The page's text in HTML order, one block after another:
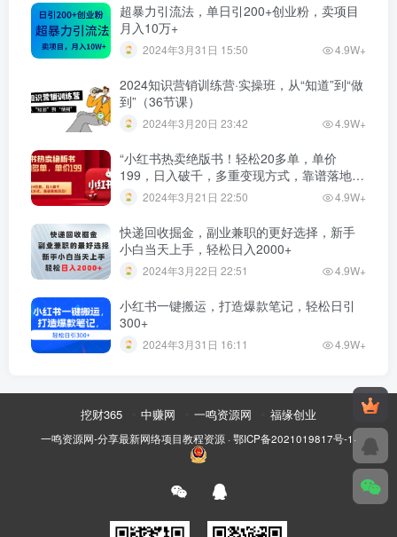
超暴力引流法，单日引200+创业粉，卖项目
月入10万+
2024年3月31日 15:50 4.9W+
2024知识营销训练营·实操班，从“知道”到“做
到”（36节课）
2024年3月20日 23:42 4.9W+
“小红书热卖绝版书！轻松20多单，单价
199，日入破千，多重变现方式，靠谱落地项
目！”2024年3月21日 22:50 4.9W+
快递回收掘金，副业兼职的更好选择，新手
小白当天上手，轻松日入2000+
2024年3月22日 22:51 4.9W+
小红书一键搬运，打造爆款笔记，轻松日引
300+
2024年3月31日 16:11 4.9W+
挖财365 中赚网 一鸣资源网 福缘创业
一鸣资源网-分享最新网络项目教程资源 · 鄂ICP备2021019817号-1 ·